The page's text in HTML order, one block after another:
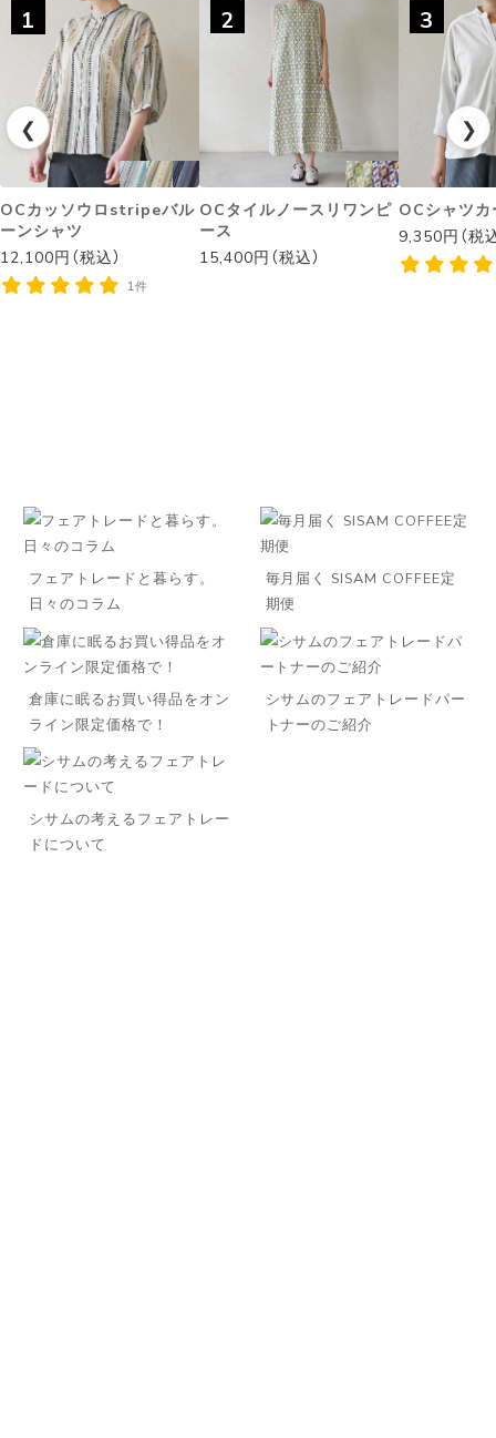
❮
1
OCカッソウロstripeバル
ーンシャツ
12,100円（税込）
1件
2
OCタイルノースリワンピ
ース
15,400円（税込）
3
OCシャツ
9,350円（税
❯
フェアトレードと暮らす。
日々のコラム
毎月届く SISAM COFFEE定
期便
倉庫に眠るお買い得品をオン
ライン限定価格で！
シサムのフェアトレードパー
トナーのご紹介
シサムの考えるフェアトレー
ドについて